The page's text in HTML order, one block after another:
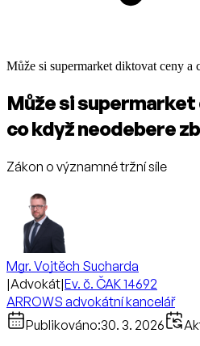
Může si supermarket diktovat ceny a
Může si
co když neodebere
Zákon o významné tržní síle
Mgr. Vojtěch Sucharda
|Advokát|Ev. č. ČAK 14692
ARROWS advokátní kancelář
Publikováno:30. 3. 2026